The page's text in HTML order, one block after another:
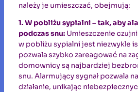
należy je umieszczać, obejmują:
1. W pobliżu sypialni – tak, aby
podczas snu: Umieszczenie
w pobliżu sypialni jest niezwykle
pozwala szybko zareagować na
domownicy są najbardziej
snu. Alarmujący sygnał pozwala
działanie, unikając